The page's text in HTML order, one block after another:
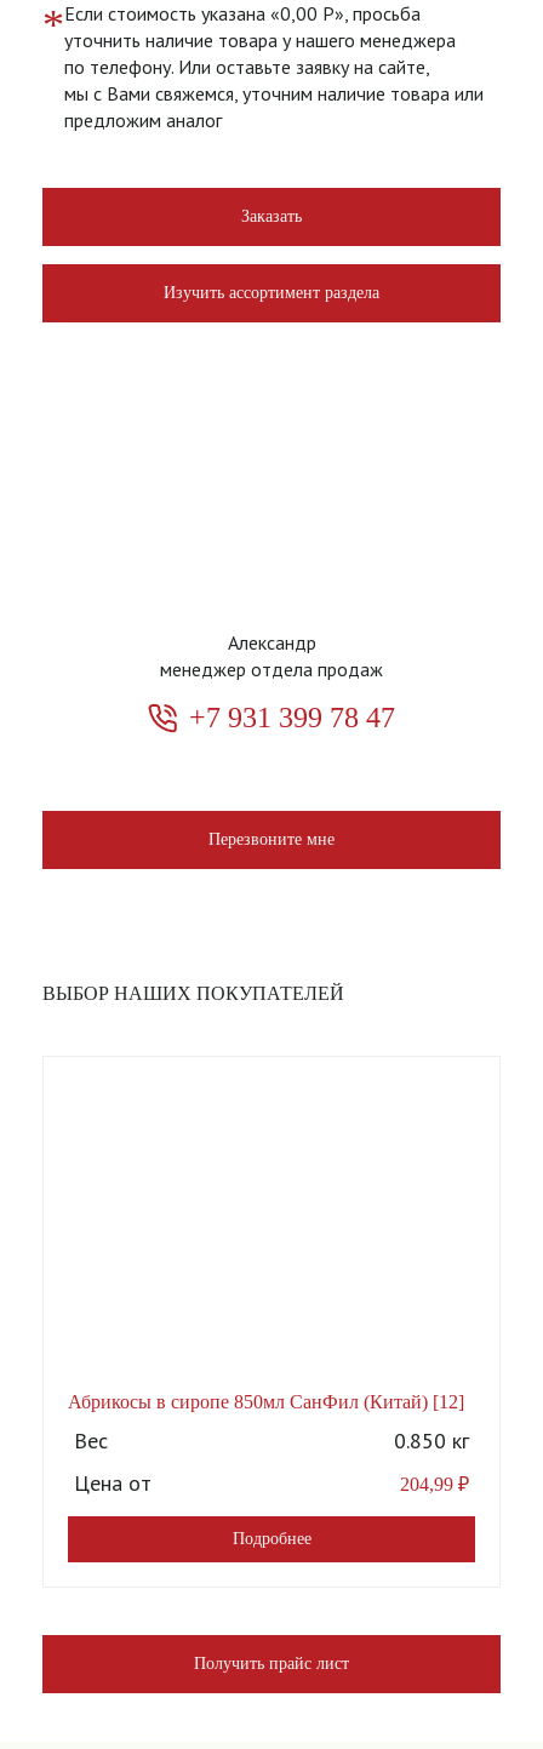
*Если стоимость указана «0,00 Р», просьба
уточнить наличие товара у нашего менеджера
по телефону. Или оставьте заявку на сайте,
мы с Вами свяжемся, уточним наличие товара или
предложим аналог
Заказать
Изучить ассортимент раздела
Александр
менеджер отдела продаж
+7 931 399 78 47
Перезвоните мне
ВЫБОР НАШИХ ПОКУПАТЕЛЕЙ
Абрикосы в сиропе 850мл СанФил (Китай) [12]
Вес
0.850 кг
Цена от
204,99 ₽
Подробнее
Получить прайс лист